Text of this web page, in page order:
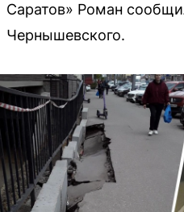
Саратов» Роман
Чернышевского.